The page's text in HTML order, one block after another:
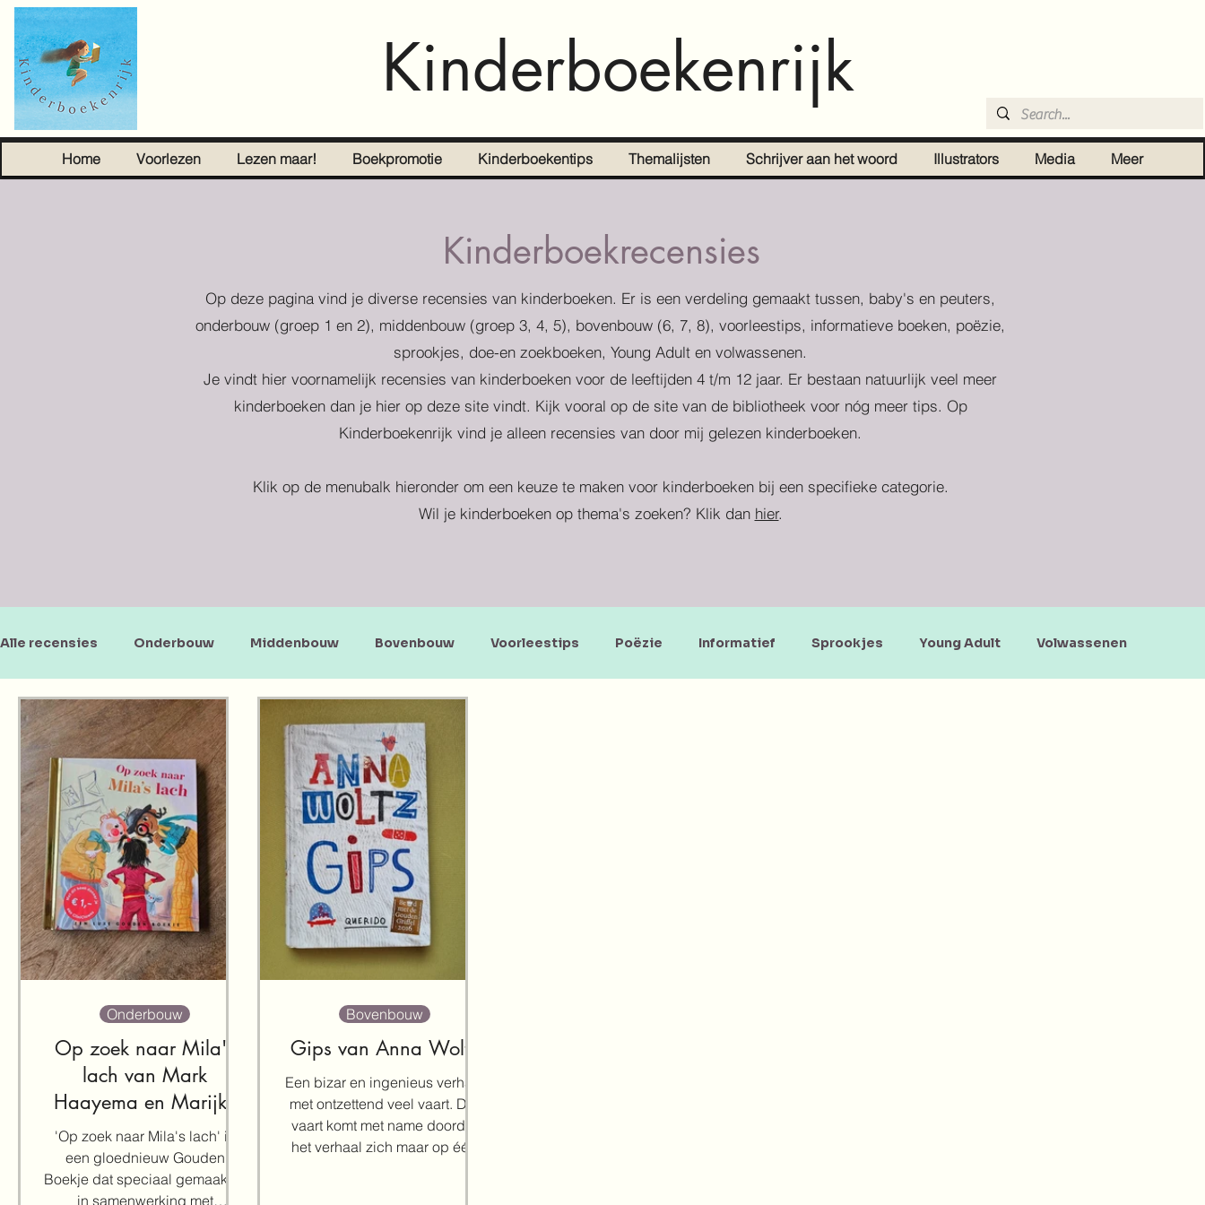
Kinderboekenrijk
Home Voorlezen Lezen maar! Boekpromotie Kinderboekentips Themalijsten Schrijver aan het woord Illustrators Media Meer
Kinderboekrecensies
Op deze pagina vind je diverse recensies van kinderboeken. Er is een verdeling gemaakt tussen, baby's en peuters,
onderbouw (groep 1 en 2), middenbouw (groep 3, 4, 5), bovenbouw (6, 7, 8), voorleestips, informatieve boeken, poëzie,
sprookjes, doe-en zoekboeken, Young Adult en volwassenen.
Je vindt hier voornamelijk recensies van kinderboeken voor de leeftijden 4 t/m 12 jaar. Er bestaan natuurlijk veel meer
kinderboeken dan je hier op deze site vindt. Kijk vooral op de site van de bibliotheek voor nóg meer tips. Op
Kinderboekenrijk vind je alleen recensies van door mij gelezen kinderboeken.
Klik op de menubalk hieronder om een keuze te maken voor kinderboeken bij een specifieke categorie.
Wil je kinderboeken op thema's zoeken? Klik dan hier.
Alle recensies Onderbouw Middenbouw Bovenbouw Voorleestips Poëzie Informatief Sprookjes Young Adult Volwassenen
Doe-en zoekboeken Baby's en peuters
Op zoek naar Mila's
lach van Mark
Haayema en Marijke
Klompmaker
'Op zoek naar Mila's lach' is
een gloednieuw Gouden
Boekje dat speciaal gemaakt is
in samenwerking met
Onderbouw
Gips van Anna Woltz
Een bizar en ingenieus verhaal
met ontzettend veel vaart. Die
vaart komt met name doordat
het verhaal zich maar op één
Bovenbouw